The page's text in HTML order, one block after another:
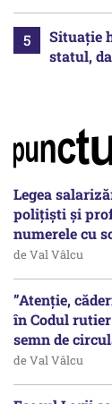
Situație
statul,
Legea
polițiști și
numerele cu
de Val Vâlcu
”Atenție,
în Codul
semn de
de Val Vâlcu